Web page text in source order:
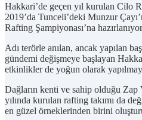
Hakkari’de geçen yıl kurulan Cilo
2019’da Tunceli’deki Munzur
Rafting Şampiyonası’na
Adı terörle anılan, ancak yapılan
gündemi değişmeye başlayan
etkinlikler de yoğun olarak
Dağların kenti ve sahip olduğu
yılında kurulan rafting takımı da
en güzel örneklerinden birini